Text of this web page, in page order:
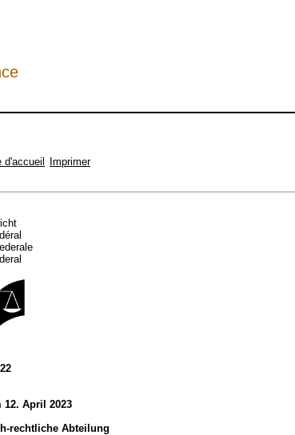
d'accueil Imprimer
12. April 2023
rechtliche Abteilung